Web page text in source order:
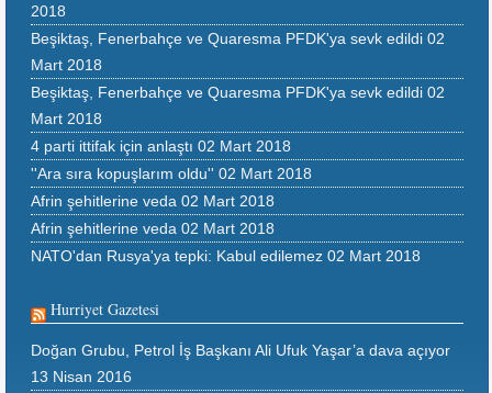
2018
Beşiktaş, Fenerbahçe ve Quaresma PFDK'ya sevk edildi 02
Mart 2018
Beşiktaş, Fenerbahçe ve Quaresma PFDK'ya sevk edildi 02
Mart 2018
4 parti ittifak için anlaştı 02 Mart 2018
''Ara sıra kopuşlarım oldu'' 02 Mart 2018
Afrin şehitlerine veda 02 Mart 2018
Afrin şehitlerine veda 02 Mart 2018
NATO'dan Rusya'ya tepki: Kabul edilemez 02 Mart 2018
Hurriyet Gazetesi
Doğan Grubu, Petrol İş Başkanı Ali Ufuk Yaşar’a dava açıyor
13 Nisan 2016